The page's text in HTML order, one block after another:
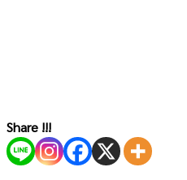
Share !!!